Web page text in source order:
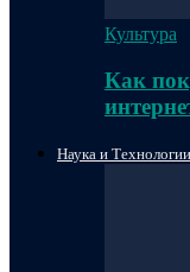
Культура
Как
Наука и Технологии